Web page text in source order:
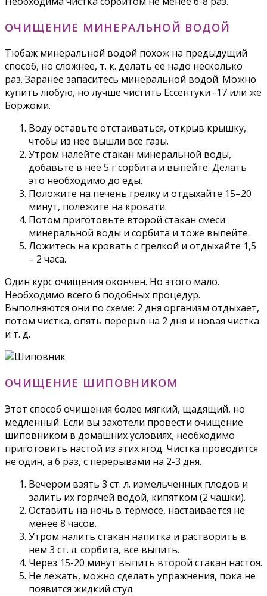
ОЧИЩЕНИЕ МИНЕРАЛЬНОЙ ВОДОЙ
Тюбаж минеральной водой похож на предыдущий
способ, но сложнее, т. к. делать ее надо несколько
раз. Заранее запаситесь минеральной водой. Можно
купить любую, но лучше чистить Ессентуки -17 или же
Боржоми.
Воду оставьте отстаиваться, открыв крышку,
чтобы из нее вышли все газы.
Утром налейте стакан минеральной воды,
добавьте в нее 5 г сорбита и выпейте. Делать
это необходимо до еды.
Положите на печень грелку и отдыхайте 15–20
минут, полежите на кровати.
Потом приготовьте второй стакан смеси
минеральной воды и сорбита и тоже выпейте.
Ложитесь на кровать с грелкой и отдыхайте 1,5
– 2 часа.
Один курс очищения окончен. Но этого мало.
Необходимо всего 6 подобных процедур.
Выполняются они по схеме: 2 дня организм отдыхает,
потом чистка, опять перерыв на 2 дня и новая чистка
и т. д.
ОЧИЩЕНИЕ ШИПОВНИКОМ
Этот способ очищения более мягкий, щадящий, но
медленный. Если вы захотели провести очищение
шиповником в домашних условиях, необходимо
приготовить настой из этих ягод. Чистка проводится
не один, а 6 раз, с перерывами на 2-3 дня.
Вечером взять 3 ст. л. измельченных плодов и
залить их горячей водой, кипятком (2 чашки).
Оставить на ночь в термосе, настаивается не
менее 8 часов.
Утром налить стакан напитка и растворить в
нем 3 ст. л. сорбита, все выпить.
Через 15-20 минут выпить второй стакан настоя.
Не лежать, можно сделать упражнения, пока не
появится жидкий стул.